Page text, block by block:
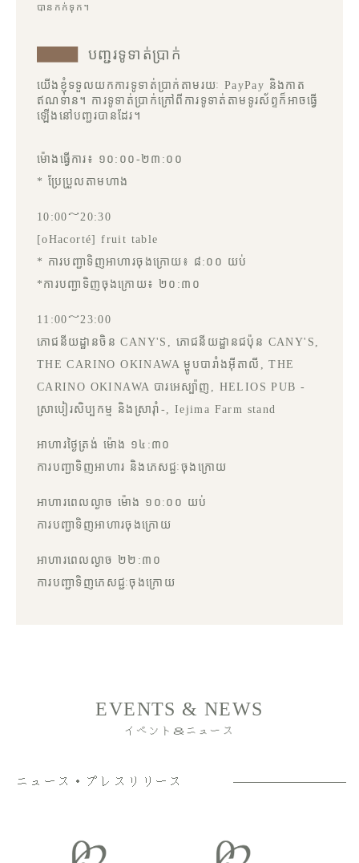
បានកក់ទុក។
បញ្ជរទូទាត់ប្រាក់
យើងខ្ញុំទទួលយកការទូទាត់ប្រាក់តាមរយៈ PayPay និងកាត
ឥណទាន។ ការទូទាត់ប្រាក់ក្រៅពីការទូទាត់តាមទូរស័ព្ទក៏អាចធ្វើ
ឡើងនៅបញ្ជរបានដែរ។
ម៉ោងធ្វើការ៖ ១០:០០-២៣:០០
* ប្រែប្រួលតាមហាង
10:00～20:30
[oHacorté] fruit table
* ការបញ្ជាទិញអាហារចុងក្រោយ៖ ៨:០០ យប់
*ការបញ្ជាទិញចុងក្រោយ៖ ២០:៣០
11:00～23:00
ភោជនីយដ្ឋានចិន CANY'S, ភោជនីយដ្ឋានជប៉ុន CANY'S,
THE CARINO OKINAWA ម្ហូបបារាំងអ៊ីតាលី, THE
CARINO OKINAWA បារអេស្ប៉ាញ, HELIOS PUB -
ស្រាបៀរសិប្បកម្ម និងស្រារ៉ាំ-, Iejima Farm stand
អាហារថ្ងៃត្រង់ ម៉ោង ១៤:៣០
ការបញ្ជាទិញអាហារ និងភេសជ្ជៈចុងក្រោយ
អាហារពេលល្ងាច ម៉ោង ១០:០០ យប់
ការបញ្ជាទិញអាហារចុងក្រោយ
អាហារពេលល្ងាច ២២:៣០
ការបញ្ជាទិញភេសជ្ជៈចុងក្រោយ
EVENTS & NEWS
イベント＆ニュース
ニュース・プレスリリース